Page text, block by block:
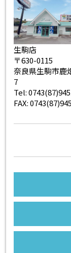
生駒店
〒630-0115
奈良県生駒市鹿
7
Tel:
FAX: